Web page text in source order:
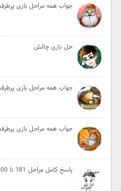
جواب همه مراحل بازی
حل بازی چالش
جواب همه مراحل بازی
جواب همه مراحل بازی
پاسخ کامل مراحل 181 تا 200 بازی جدولانه 1